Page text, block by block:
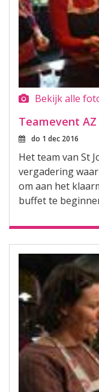
Bekijk alle
Teamevent
do 1 dec 2016
Het team van St
vergadering
om aan het
buffet te